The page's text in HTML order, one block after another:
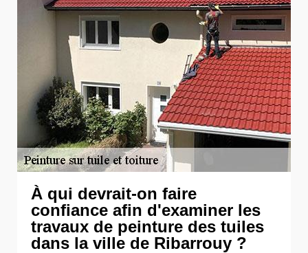
À qui devrait-on faire
confiance afin d'examiner les
travaux de peinture des tuiles
dans la ville de Ribarrouy ?